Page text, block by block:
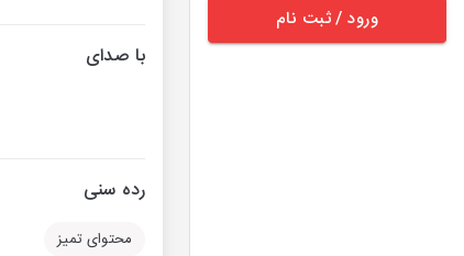
ورود / ثبت نام
با صدای
رده سنی
محتوای تمیز